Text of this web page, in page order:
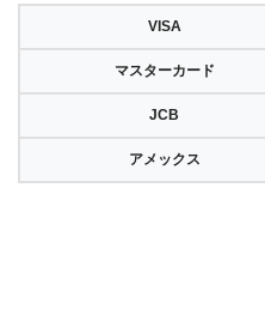
VISA
マスターカード
JCB
アメックス